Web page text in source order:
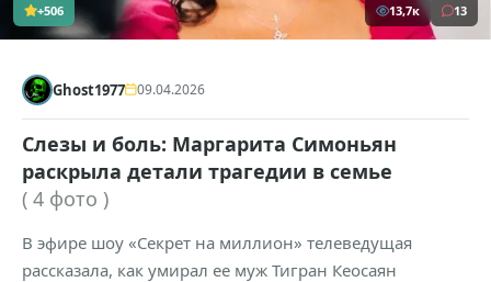
+506 13,7к 13
Ghost1977 09.04.2026
Слезы и боль: Маргарита Симоньян
раскрыла детали трагедии в семье
( 4 фото )
В эфире шоу «Секрет на миллион» телеведущая
рассказала, как умирал ее муж Тигран Кеосаян